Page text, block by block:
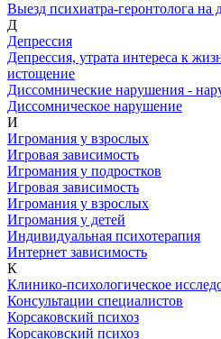
Выезд психиатра-геронтолога на
Д
Депрессия
Депрессия, утрата интереса к
истощение
Диссомнические нарушения -
Диссомническое нарушение
И
Игромания у взрослых
Игровая зависимость
Игромания у подростков
Игровая зависимость
Игромания у взрослых
Игромания у детей
Индивидуальная психотерапия
Интернет зависимость
К
Клинико-психологическое
Консультации специалистов
Корсаковский психоз
Корсаковский психоз